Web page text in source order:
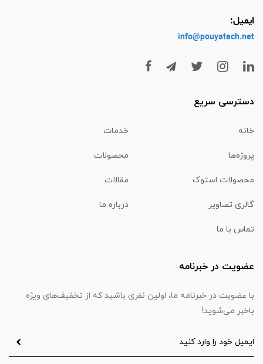
ایمیل:
info@pouyatech.net
دسترسی سریع
خانه خدمات
پروژه‌ها محصولات
محصولات استوک مقالات
گالری تصاویر درباره ما
تماس با ما
عضویت در خبرنامه
با عضویت در خبرنامه ما، اولین نفری باشید که از تخفیف‌های ویژه
باخبر می‌شوید!